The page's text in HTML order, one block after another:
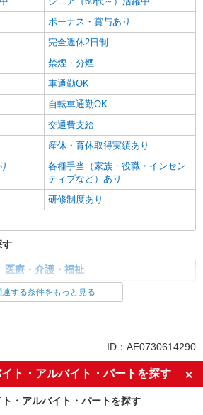
ボーナス・賞与あり
完全週休2日制
禁煙・分煙
車通勤OK
自転車通勤OK
交通費支給
産休・育休取得実績あり
各種手当（家族・役職・インセン
ティブなど）あり
研修制度あり
す
医療・介護・福祉
手・助産師
車通勤OK
社会保険あり
連する条件をもっと見る
ID：AE0730614290
ト・アルバイト・パートを探す
・アルバイト・パートを探す